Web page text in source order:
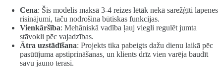
Cena: Šis modelis maksā 3-4 reizes lētāk nekā sarežģīti lapenes
risinājumi, taču nodrošina būtiskas funkcijas.
Vienkāršība: Mehāniskā vadība ļauj viegli regulēt jumta
stāvokli pēc vajadzības.
Ātra uzstādīšana: Projekts tika pabeigts dažu dienu laikā pēc
pasūtījuma apstiprināšanas, un klients drīz vien varēja baudīt
savu jauno terasi.